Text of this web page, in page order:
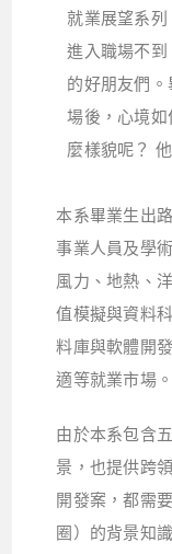
就業展望系
進入職場不
的好朋友們
場後，心境
麼樣貌呢？
本系畢業生出
事業人員及學
風力、地熱、
值模擬與資料
料庫與軟體開
適等就業市場。
由於本系包含
景，也提供跨
開發案，都需
圈）的背景知識